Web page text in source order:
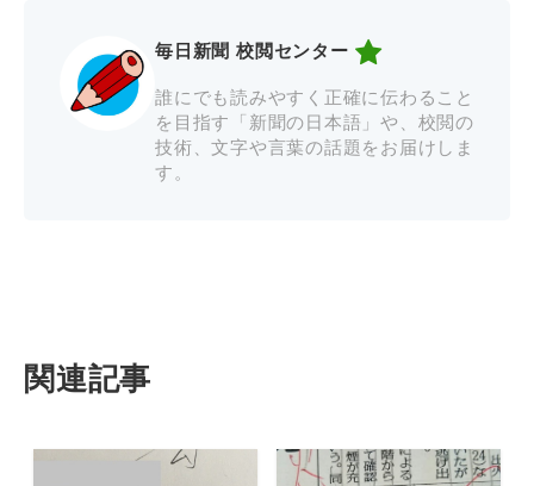
毎日新聞 校閲センター
誰にでも読みやすく正確に伝わること
を目指す「新聞の日本語」や、校閲の
技術、文字や言葉の話題をお届けしま
す。
関連記事